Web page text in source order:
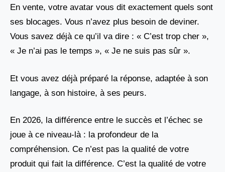
En vente, votre avatar vous dit exactement quels sont
ses blocages. Vous n’avez plus besoin de deviner.
Vous savez déjà ce qu’il va dire : « C’est trop cher »,
« Je n’ai pas le temps », « Je ne suis pas sûr ».
Et vous avez déjà préparé la réponse, adaptée à son
langage, à son histoire, à ses peurs.
En 2026, la différence entre le succès et l’échec se
joue à ce niveau-là : la profondeur de la
compréhension. Ce n’est pas la qualité de votre
produit qui fait la différence. C’est la qualité de votre